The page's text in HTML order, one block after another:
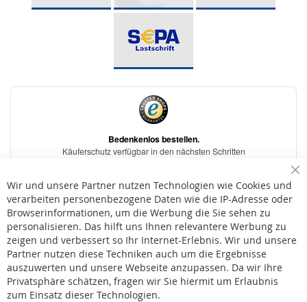
* Bei der Lieferung auf deutsche Inseln wird ein Inselzuschlag von 15,00 € auf die
Versandkosten erhoben.
AGB
Widerruf
Wir und unsere Partner nutzen Technologien wie Cookies und
verarbeiten personenbezogene Daten wie die IP-Adresse oder
Browserinformationen, um die Werbung die Sie sehen zu
personalisieren. Das hilft uns Ihnen relevantere Werbung zu
zeigen und verbessert so Ihr Internet-Erlebnis. Wir und unsere
Partner nutzen diese Techniken auch um die Ergebnisse
auszuwerten und unsere Webseite anzupassen. Da wir Ihre
Privatsphäre schätzen, fragen wir Sie hiermit um Erlaubnis
zum Einsatz dieser Technologien.